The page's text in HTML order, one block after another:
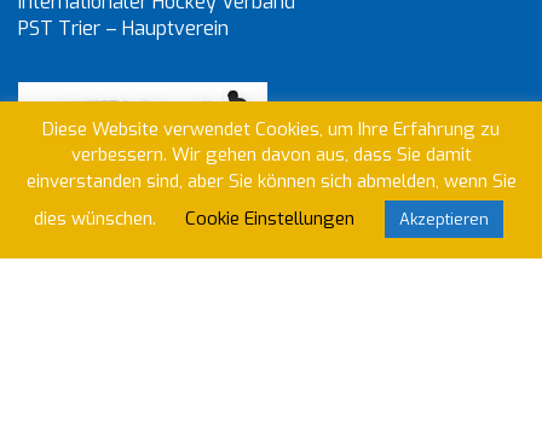
PST Trier – Hauptverein
Diese Website verwendet Cookies, um Ihre Erfahrung zu
verbessern. Wir gehen davon aus, dass Sie damit
einverstanden sind, aber Sie können sich abmelden, wenn Sie
dies wünschen.
Cookie Einstellungen Akzeptieren